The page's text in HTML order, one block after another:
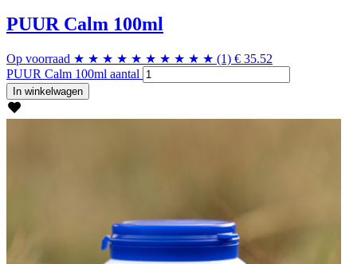
PUUR Calm 100ml
Op voorraad ★ ★ ★ ★ ★ ★ ★ ★ ★ ★ (1) € 35.52
PUUR Calm 100ml aantal
In winkelwagen